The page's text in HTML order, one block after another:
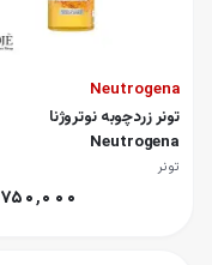
Neutrogena
تونر زردچوبه نوتروژنا
Neutrogena
تونر
۷۵۰٬۰۰۰